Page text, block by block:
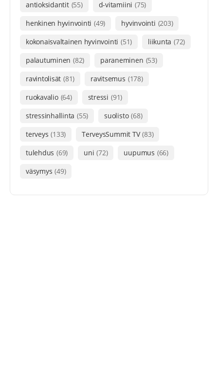
antioksidantit (55) d-vitamiini (75)
henkinen hyvinvointi (49) hyvinvointi (203)
kokonaisvaltainen hyvinvointi (51) liikunta (72)
palautuminen (82) paraneminen (53)
ravintolisät (81) ravitsemus (178)
ruokavalio (64) stressi (91)
stressinhallinta (55) suolisto (68)
terveys (133) TerveysSummit TV (83)
tulehdus (69) uni (72) uupumus (66)
väsymys (49)